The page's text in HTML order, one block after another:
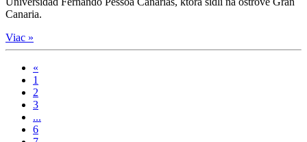
Canaria.
Viac »
«
1
2
3
...
6